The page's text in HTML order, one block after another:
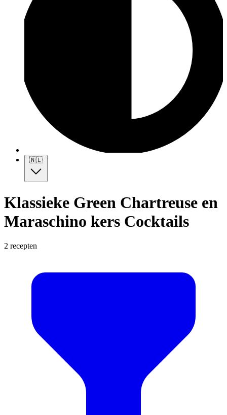
🇳🇱
Klassieke Green Chartreuse en
Maraschino kers Cocktails
2 recepten